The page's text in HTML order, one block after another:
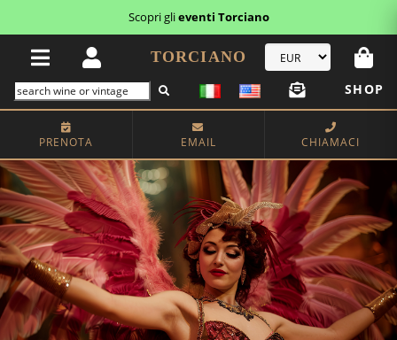
Scopri ibuoni regalo
TORCIANO
SHOP
PRENOTA EMAIL CHIAMACI